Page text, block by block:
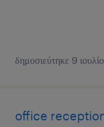
δημοσιεύτηκε 9
office